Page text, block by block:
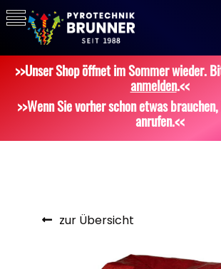
>>Unser Shop öffnet im Sommer wieder.
anmelden.<<
>>Wenn Sie vorher schon etwas
anrufen.<<
zur Übersicht